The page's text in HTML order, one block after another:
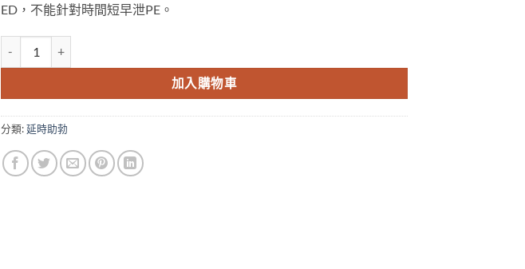
ED，不能針對時間短早泄PE。
加入購物車
分類:延時助勃